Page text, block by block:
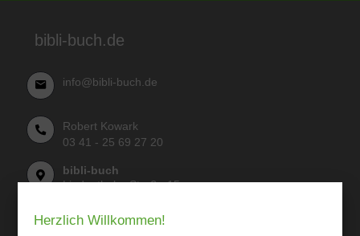
bibli-buch.de
info@bibli-buch.de
Robert Kowark
03 41 - 25 69 27 20
bibli-buch
Lindenthaler Straße 15
Wir sind gerne für Sie persönlich da.
Herzlich Willkommen!